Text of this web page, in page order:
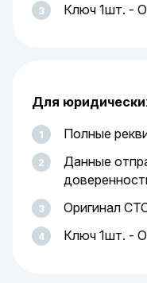
Ключ 1шт. -
Для
Полные
Данные
Оригинал
Ключ 1шт. -